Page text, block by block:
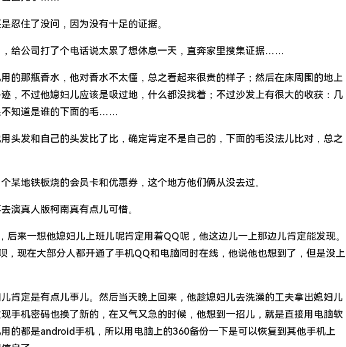
忍住了没问，因为没有十足的证据。
给公司打了个电话说太累了想休息一天，直奔家里搜集证据……
的那瓶香水，他对香水不太懂，总之看起来很贵的样子；然后在床周围的地上
，不过他媳妇儿应该是吸过地，什么都没找着；不过沙发上有很大的收获：几
不知道是谁的下面的毛……
头发和自己的头发比了比，确定肯定不是自己的，下面的毛没法儿比对，总之
某地铁板烧的会员卡和优惠券，这个地方他们俩从没去过。
演真人版柯南真有点儿可惜。
后来一想他媳妇儿上班儿呢肯定用着QQ呢，他这边儿一上那边儿肯定能发现。
，现在大部分人都开通了手机QQ和电脑同时在线，他说他也想到了，但是没上
肯定是有点儿事儿。然后当天晚上回来，他趁媳妇儿去洗澡的工夫拿出媳妇儿
手机密码也换了新的，在又气又急的时候，他想到一招儿，就是直接用电脑软
的都是android手机，所以用电脑上的360备份一下是可以恢复到其他手机上